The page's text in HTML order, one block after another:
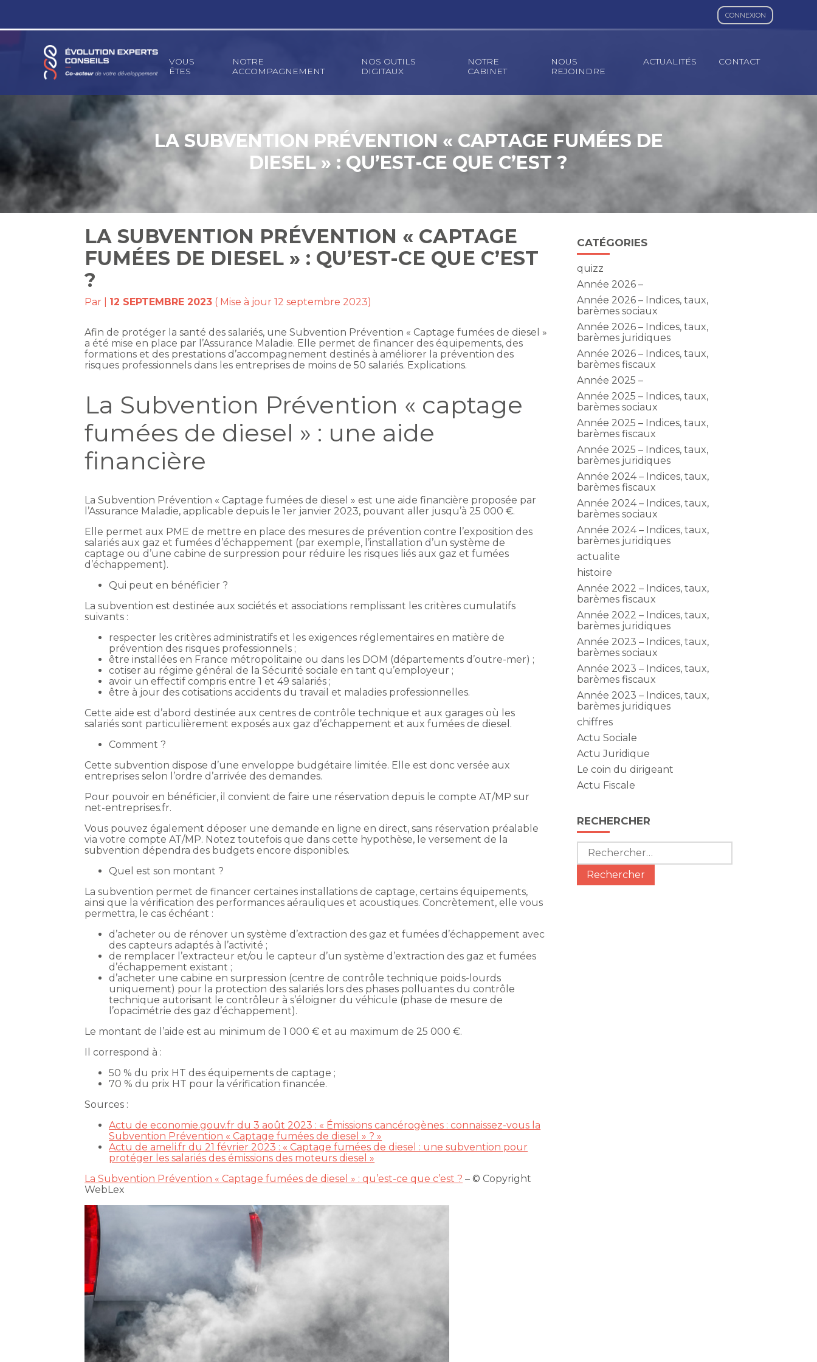
CONNEXION
au
Principal
VOUS
ÊTES
NOTRE
ACCOMPAGNEMENT
NOS OUTILS
DIGITAUX
NOTRE
CABINET
NOUS
REJOINDRE
ACTUALITÉS CONTACT
LA SUBVENTION PRÉVENTION « CAPTAGE FUMÉES DE
DIESEL » : QU’EST-CE QUE C’EST ?
LA SUBVENTION PRÉVENTION « CAPTAGE
FUMÉES DE DIESEL » : QU’EST-CE QUE C’EST
?
Par 12 SEPTEMBRE 2023 ( Mise à jour 12 septembre 2023)
Afin de protéger la santé des salariés, une Subvention Prévention « Captage fumées de diesel »
a été mise en place par l’Assurance Maladie. Elle permet de financer des équipements, des
formations et des prestations d’accompagnement destinés à améliorer la prévention des
risques professionnels dans les entreprises de moins de 50 salariés. Explications.
La Subvention Prévention « captage
fumées de diesel » : une aide
financière
La Subvention Prévention « Captage fumées de diesel » est une aide financière proposée par
l’Assurance Maladie, applicable depuis le 1er janvier 2023, pouvant aller jusqu’à 25 000 €.
Elle permet aux PME de mettre en place des mesures de prévention contre l’exposition des
salariés aux gaz et fumées d’échappement (par exemple, l’installation d’un système de
captage ou d’une cabine de surpression pour réduire les risques liés aux gaz et fumées
d’échappement).
Qui peut en bénéficier ?
La subvention est destinée aux sociétés et associations remplissant les critères cumulatifs
suivants :
respecter les critères administratifs et les exigences réglementaires en matière de
prévention des risques professionnels ;
être installées en France métropolitaine ou dans les DOM (départements d’outre-mer) ;
cotiser au régime général de la Sécurité sociale en tant qu’employeur ;
avoir un effectif compris entre 1 et 49 salariés ;
être à jour des cotisations accidents du travail et maladies professionnelles.
Cette aide est d’abord destinée aux centres de contrôle technique et aux garages où les
salariés sont particulièrement exposés aux gaz d’échappement et aux fumées de diesel.
Comment ?
Cette subvention dispose d’une enveloppe budgétaire limitée. Elle est donc versée aux
entreprises selon l’ordre d’arrivée des demandes.
Pour pouvoir en bénéficier, il convient de faire une réservation depuis le compte AT/MP sur
net-entreprises.fr.
Vous pouvez également déposer une demande en ligne en direct, sans réservation préalable
via votre compte AT/MP. Notez toutefois que dans cette hypothèse, le versement de la
subvention dépendra des budgets encore disponibles.
Quel est son montant ?
La subvention permet de financer certaines installations de captage, certains équipements,
ainsi que la vérification des performances aérauliques et acoustiques. Concrètement, elle vous
permettra, le cas échéant :
d’acheter ou de rénover un système d’extraction des gaz et fumées d’échappement avec
des capteurs adaptés à l’activité ;
de remplacer l’extracteur et/ou le capteur d’un système d’extraction des gaz et fumées
d’échappement existant ;
d’acheter une cabine en surpression (centre de contrôle technique poids-lourds
uniquement) pour la protection des salariés lors des phases polluantes du contrôle
technique autorisant le contrôleur à s’éloigner du véhicule (phase de mesure de
l’opacimétrie des gaz d’échappement).
Le montant de l’aide est au minimum de 1 000 € et au maximum de 25 000 €.
Il correspond à :
50 % du prix HT des équipements de captage ;
70 % du prix HT pour la vérification financée.
Sources :
Actu de economie.gouv.fr du 3 août 2023 : « Émissions cancérogènes : connaissez-vous la
Subvention Prévention « Captage fumées de diesel » ? »
Actu de ameli.fr du 21 février 2023 : « Captage fumées de diesel : une subvention pour
protéger les salariés des émissions des moteurs diesel »
La Subvention Prévention « Captage fumées de diesel » : qu’est-ce que c’est ? – © Copyright
WebLex
Blog
sidebar
CATÉGORIES
quizz
Année 2026 –
Année 2026 – Indices, taux,
barèmes sociaux
Année 2026 – Indices, taux,
barèmes juridiques
Année 2026 – Indices, taux,
barèmes fiscaux
Année 2025 –
Année 2025 – Indices, taux,
barèmes sociaux
Année 2025 – Indices, taux,
barèmes fiscaux
Année 2025 – Indices, taux,
barèmes juridiques
Année 2024 – Indices, taux,
barèmes fiscaux
Année 2024 – Indices, taux,
barèmes sociaux
Année 2024 – Indices, taux,
barèmes juridiques
actualite
histoire
Année 2022 – Indices, taux,
barèmes fiscaux
Année 2022 – Indices, taux,
barèmes juridiques
Année 2023 – Indices, taux,
barèmes sociaux
Année 2023 – Indices, taux,
barèmes fiscaux
Année 2023 – Indices, taux,
barèmes juridiques
chiffres
Actu Sociale
Actu Juridique
Le coin du dirigeant
Actu Fiscale
RECHERCHER
Rechercher :